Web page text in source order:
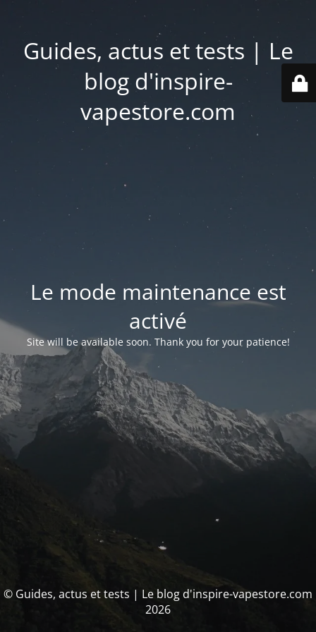
Guides, actus et tests | Le
blog d'inspire-
vapestore.com
Le mode maintenance est
activé
Site will be available soon. Thank you for your patience!
© Guides, actus et tests | Le blog d'inspire-vapestore.com
2026